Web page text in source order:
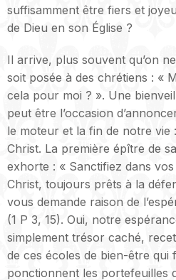
suffisamment être fiers et
de Dieu en son Église ?
Il arrive, plus souvent qu’on
soit posée à des chrétiens : «
cela pour moi ? ». Une
peut être l’occasion
le moteur et la fin de notre
Christ. La première épître de
exhorte : « Sanctifiez dans
Christ, toujours prêts à la
vous demande raison de
(1 P 3, 15). Oui, notre
simplement trésor caché,
de ces écoles de bien-être qui
ponctionnent les portefeuilles